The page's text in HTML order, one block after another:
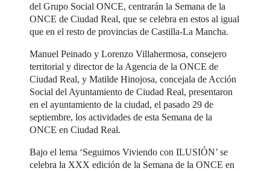
del Grupo Social ONCE, centrarán la Semana de la
ONCE de Ciudad Real, que se celebra en estos al igual
que en el resto de provincias de Castilla-La Mancha.
Manuel Peinado y Lorenzo Villahermosa, consejero
territorial y director de la Agencia de la ONCE de
Ciudad Real, y Matilde Hinojosa, concejala de Acción
Social del Ayuntamiento de Ciudad Real, presentaron
en el ayuntamiento de la ciudad, el pasado 29 de
septiembre, los actividades de esta Semana de la
ONCE en Ciudad Real.
Bajo el lema ‘Seguimos Viviendo con ILUSIÓN’ se
celebra la XXX edición de la Semana de la ONCE en